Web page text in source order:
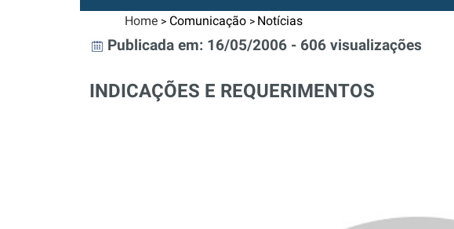
Home > Comunicação > Notícias
Publicada em: 16/05/2006 - 606 visualizações
INDICAÇÕES E REQUERIMENTOS